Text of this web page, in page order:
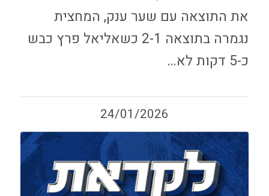
את התוצאה עם שער ענק, המחצית
נגמרה בתוצאה 2-1 כשאליאל פרץ כבש
כ-5 דקות לא…
24/01/2026